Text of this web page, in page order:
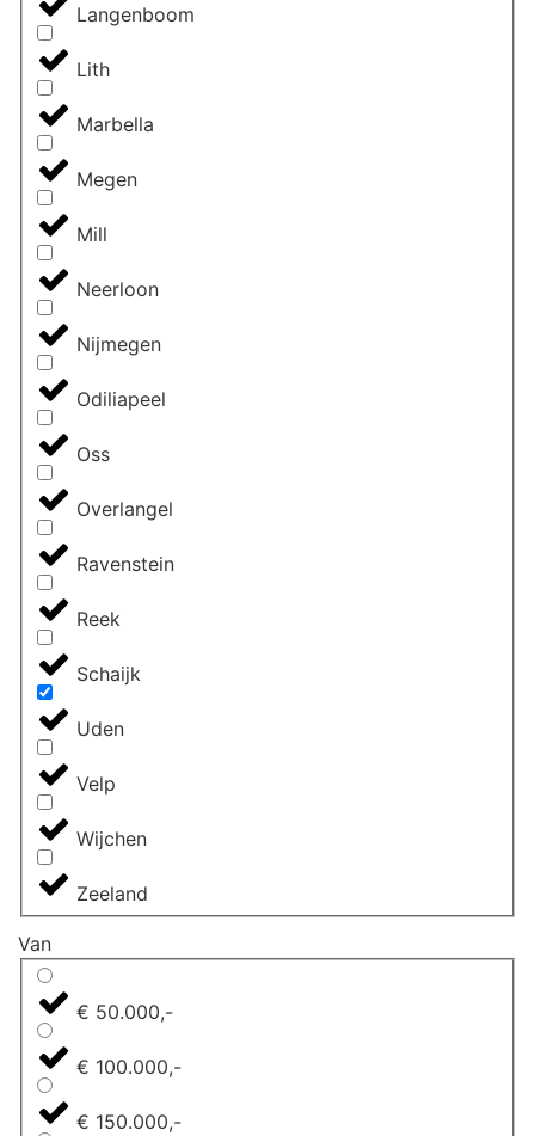
Langenboom
Lith
Marbella
Megen
Mill
Neerloon
Nijmegen
Odiliapeel
Oss
Overlangel
Ravenstein
Reek
Schaijk
Uden
Velp
Wijchen
Zeeland
Van
€ 50.000,-
€ 100.000,-
€ 150.000,-